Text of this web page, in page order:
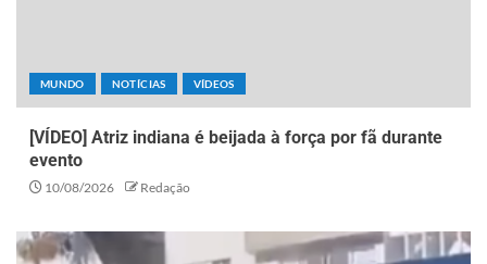
MUNDO NOTÍCIAS VÍDEOS
[VÍDEO] Atriz indiana é beijada à força por fã durante
evento
10/08/2026 Redação